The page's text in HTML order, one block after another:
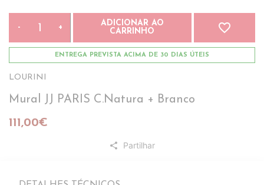
- +
ADICIONAR AO
CARRINHO
favorite_border
ENTREGA PREVISTA ACIMA DE 30 DIAS ÚTEIS
LOURINI
Mural JJ PARIS C.Natura + Branco
111,00€
share Partilhar